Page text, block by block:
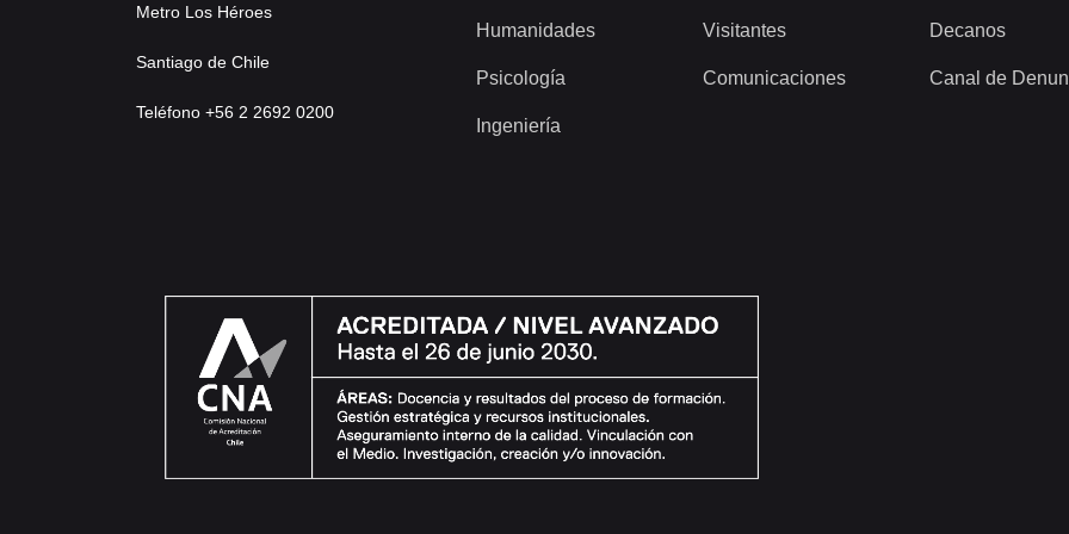
Metro Los Héroes
Santiago de Chile
Teléfono +56 2 2692 0200
Humanidades
Psicología
Ingeniería
Visitantes
Comunicaciones
Decanos
Canal de